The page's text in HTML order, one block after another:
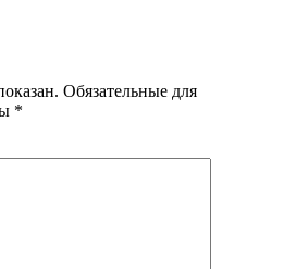
Обязательные для
*